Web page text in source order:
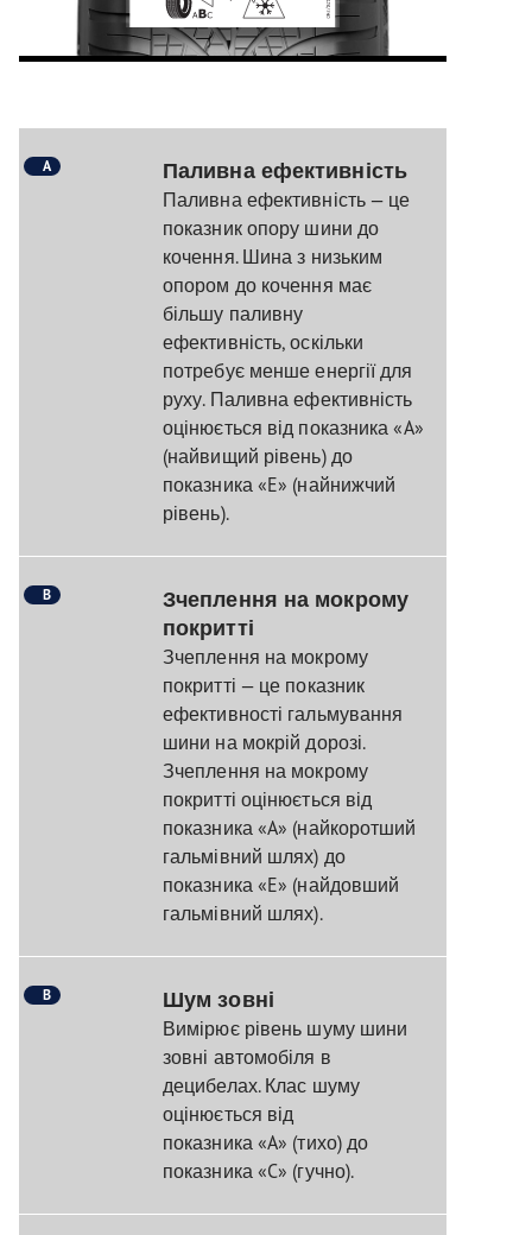
A Паливна ефективність
Паливна ефективність — це
показник опору шини до
кочення. Шина з низьким
опором до кочення має
більшу паливну
ефективність, оскільки
потребує менше енергії для
руху. Паливна ефективність
оцінюється від показника «A»
(найвищий рівень) до
показника «E» (найнижчий
рівень).
B
Зчеплення на мокрому
покритті
Зчеплення на мокрому
покритті — це показник
ефективності гальмування
шини на мокрій дорозі.
Зчеплення на мокрому
покритті оцінюється від
показника «A» (найкоротший
гальмівний шлях) до
показника «E» (найдовший
гальмівний шлях).
B Шум зовні
Вимірює рівень шуму шини
зовні автомобіля в
децибелах. Клас шуму
оцінюється від
показника «A» (тихо) до
показника «C» (гучно).